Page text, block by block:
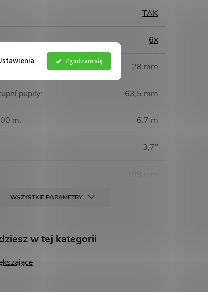
Zgadzam się
TAK
6x
: 28 mm
pupily: 63,5 mm
m: 6.7 m
3,7°
WSZYSTKIE PARAMETRY
w tej kategorii